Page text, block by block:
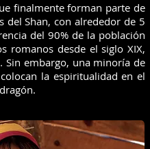
finalmente forman parte de
del Shan, con alrededor de 5
del 90% de la población
romanos desde el siglo XIX,
Sin embargo, una minoría de
la espiritualidad en el